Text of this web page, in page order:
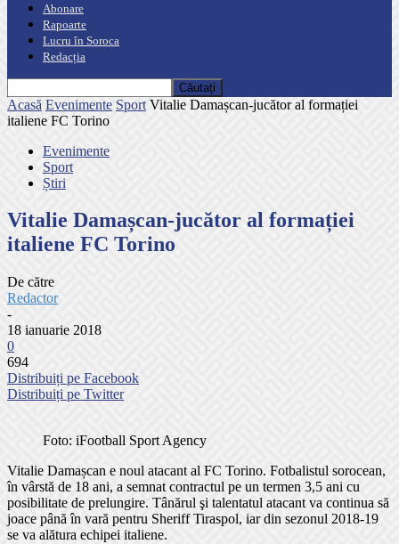
Abonare
Rapoarte
Lucru în Soroca
Redacția
Acasă Evenimente Sport Vitalie Damașcan-jucător al formației
italiene FC Torino
Evenimente
Sport
Știri
Vitalie Damașcan-jucător al formației
italiene FC Torino
De către
Redactor
-
18 ianuarie 2018
0
694
Distribuiți pe Facebook
Distribuiți pe Twitter
Foto: iFootball Sport Agency
Vitalie Damașcan e noul atacant al FC Torino. Fotbalistul sorocean,
în vârstă de 18 ani, a semnat contractul pe un termen 3,5 ani cu
posibilitate de prelungire. Tânărul şi talentatul atacant va continua să
joace până în vară pentru Sheriff Tiraspol, iar din sezonul 2018-19
se va alătura echipei italiene.